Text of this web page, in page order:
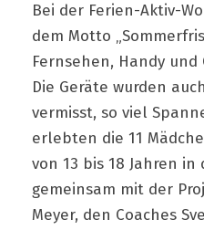
Bei der Ferien-Aktiv-
dem Motto
Fernsehen, Handy
Die Geräte wurden
vermisst, so viel
erlebten die 11
von 13 bis 18 Jahren in
gemeinsam mit der
Meyer, den Coaches